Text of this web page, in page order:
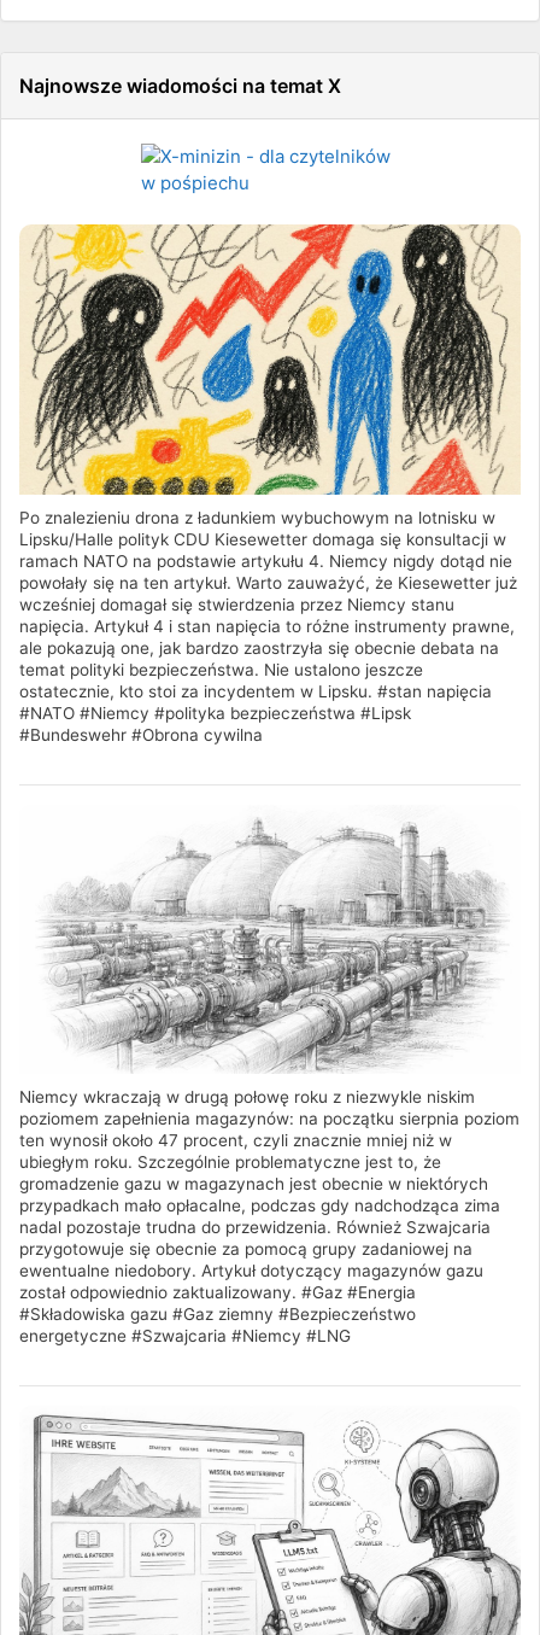
Najnowsze wiadomości na temat X
Po znalezieniu drona z ładunkiem wybuchowym na lotnisku w
Lipsku/Halle polityk CDU Kiesewetter domaga się konsultacji w
ramach NATO na podstawie artykułu 4. Niemcy nigdy dotąd nie
powołały się na ten artykuł. Warto zauważyć, że Kiesewetter już
wcześniej domagał się stwierdzenia przez Niemcy stanu
napięcia. Artykuł 4 i stan napięcia to różne instrumenty prawne,
ale pokazują one, jak bardzo zaostrzyła się obecnie debata na
temat polityki bezpieczeństwa. Nie ustalono jeszcze
ostatecznie, kto stoi za incydentem w Lipsku. #stan napięcia
#NATO #Niemcy #polityka bezpieczeństwa #Lipsk
#Bundeswehr #Obrona cywilna
Niemcy wkraczają w drugą połowę roku z niezwykle niskim
poziomem zapełnienia magazynów: na początku sierpnia poziom
ten wynosił około 47 procent, czyli znacznie mniej niż w
ubiegłym roku. Szczególnie problematyczne jest to, że
gromadzenie gazu w magazynach jest obecnie w niektórych
przypadkach mało opłacalne, podczas gdy nadchodząca zima
nadal pozostaje trudna do przewidzenia. Również Szwajcaria
przygotowuje się obecnie za pomocą grupy zadaniowej na
ewentualne niedobory. Artykuł dotyczący magazynów gazu
został odpowiednio zaktualizowany. #Gaz #Energia
#Składowiska gazu #Gaz ziemny #Bezpieczeństwo
energetyczne #Szwajcaria #Niemcy #LNG